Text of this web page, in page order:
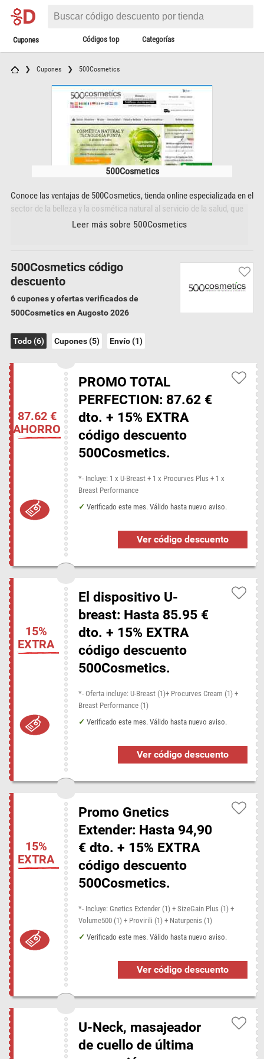
Cupones Códigos top Categorías
Cupones 500Cosmetics
500Cosmetics
Leer más sobre 500Cosmetics
Conoce las ventajas de 500Cosmetics, tienda online especializada en el
sector de la belleza y la cosmética natural al servicio de la salud, que
desde 2004 ofrece los mejores productos del mercado. Su objetivo es
idiomas diferentes; contando además con el respaldo de un grupo
empresarial con amplia experiencia en la fabricación y distribución de
productos a nivel mundial.
Garantía de verificación
códigos descuentos y ofertas para Augosto
500Cosmetics condiciones de entrega
Compra mínima para envío gratis: 0 €
500Cosmetics categorías
Códigos descuento de tiendas similares
Douglas Ecco Verde
postQuam
Sephora
The Body Shop
Tiendas populares en Disconta
Bluebay Hotels
HIPOTELS Hotels & Resorts
Hoteles.com
Iberostar
LATAM Airlines
Marshall Headphones
Padel Nuestro
PARISCityVISION
StreetPadel The Hut
TrainInn
Zafiro Hotels
500Cosmetics código
descuento
6 cupones y ofertas verificados de
500Cosmetics en Augosto 2026
Todo (6) Cupones (5) Envío (1)
87.62 €
AHORRO
PROMO TOTAL
PERFECTION: 87.62 €
dto. + 15% EXTRA
código descuento
500Cosmetics.
*- Incluye: 1 x U-Breast + 1 x Procurves Plus + 1 x
Breast Performance
Verificado este mes. Válido hasta nuevo aviso.
Ver código descuento
15%
EXTRA
El dispositivo U-
breast: Hasta 85.95 €
dto. + 15% EXTRA
código descuento
500Cosmetics.
*- Oferta incluye: U-Breast (1)+ Procurves Cream (1) +
Breast Performance (1)
Verificado este mes. Válido hasta nuevo aviso.
Ver código descuento
15%
EXTRA
Promo Gnetics
Extender: Hasta 94,90
€ dto. + 15% EXTRA
código descuento
500Cosmetics.
*- Incluye: Gnetics Extender (1) + SizeGain Plus (1) +
Volume500 (1) + Provirili (1) + Naturpenis (1)
Verificado este mes. Válido hasta nuevo aviso.
Ver código descuento
U-Neck, masajeador
de cuello de última